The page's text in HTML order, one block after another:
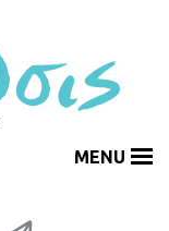
MENU